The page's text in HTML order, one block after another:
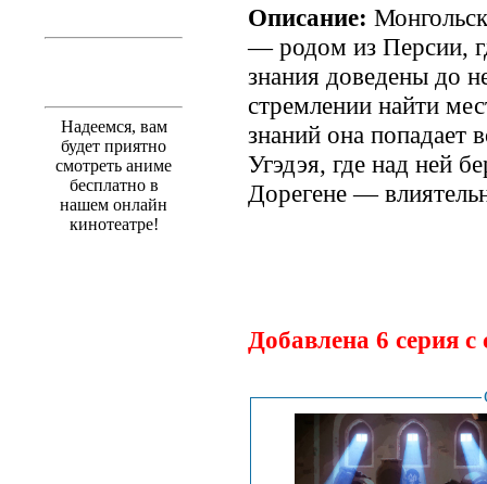
Надеемся, вам
будет приятно
смотреть аниме
бесплатно в
нашем онлайн
кинотеатре!
Описание:
— родом из Персии,
знания доведены до
стремлении найти
знаний она попадает
Угэдэя, где над ней
Дорегене —
Добавлена 6 серия